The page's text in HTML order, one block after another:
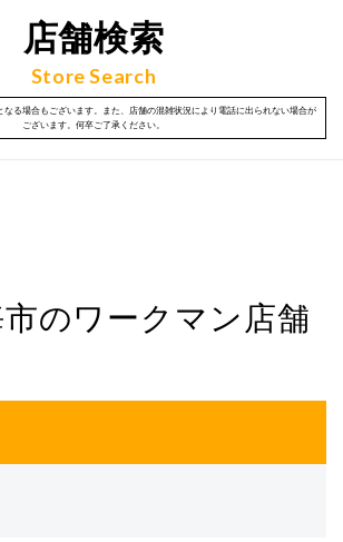
店舗検索
Store Search
る場合もございます。また、店舗の混雑状況により電話に出られない場合が
ございます。何卒ご了承ください。
のワークマン店舗